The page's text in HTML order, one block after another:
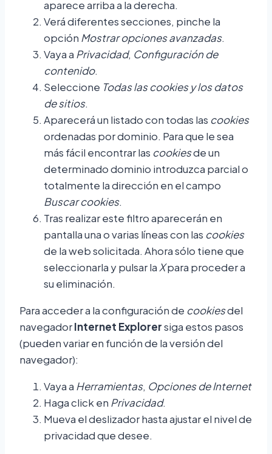
aparece arriba a la derecha.
Verá diferentes secciones, pinche la
opción Mostrar opciones avanzadas.
Vaya a Privacidad, Configuración de
contenido.
Seleccione Todas lascookiesy los datos
de sitios.
Aparecerá un listado con todas las cookies
ordenadas por dominio. Para que le sea
más fácil encontrar las cookiesde un
determinado dominio introduzca parcial o
totalmente la dirección en el campo
Buscar cookies.
Tras realizar este filtro aparecerán en
pantalla una o varias líneas con las cookies
de la web solicitada. Ahora sólo tiene que
seleccionarla y pulsar la Xpara proceder a
su eliminación.
Para acceder a la configuración de cookiesdel
navegadorInternet Explorersiga estos pasos
(pueden variar en función de la versión del
navegador):
Vaya a Herramientas, Opciones de Internet
Haga click en Privacidad.
Mueva el deslizador hasta ajustar el nivel de
privacidad que desee.